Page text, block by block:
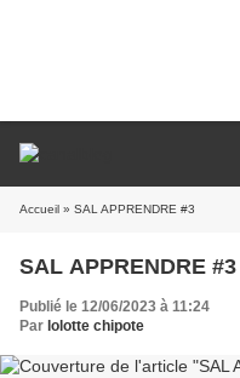
Accueil » SAL APPRENDRE #3
SAL APPRENDRE #3
Publié le 12/06/2023 à 11:24
Par lolotte chipote